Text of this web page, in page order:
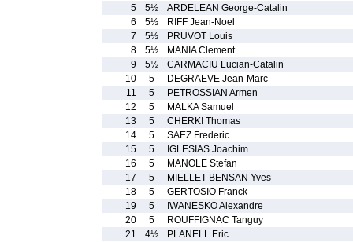
5
5½
ARDELEAN George-Catalin
6
5½
RIFF Jean-Noel
7
5½
PRUVOT Louis
8
5½
MANIA Clement
9
5½
CARMACIU Lucian-Catalin
10
5
DEGRAEVE Jean-Marc
11
5
PETROSSIAN Armen
12
5
MALKA Samuel
13
5
CHERKI Thomas
14
5
SAEZ Frederic
15
5
IGLESIAS Joachim
16
5
MANOLE Stefan
17
5
MIELLET-BENSAN Yves
18
5
GERTOSIO Franck
19
5
IWANESKO Alexandre
20
5
ROUFFIGNAC Tanguy
21
4½
PLANELL Eric